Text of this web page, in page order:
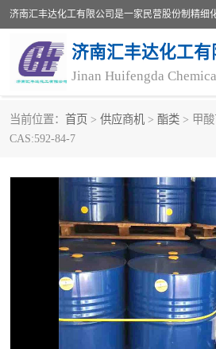
济南汇丰达化工有
Jinan Huifengda
当前位置： 首页 > 供应商机 > 酯类 > 甲
CAS:592-84-7
胺类
醇类 醚
酚
羧酸衍生物 无
无机盐 有
添加剂助剂 十